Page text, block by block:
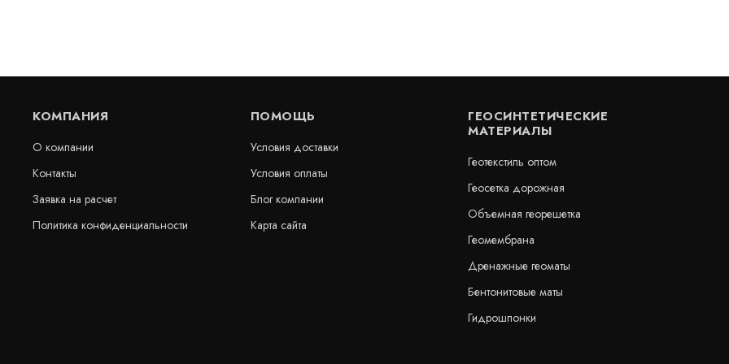
Объемная георешетка 210x210x50 мм
КУПИТЬ
Объемная георешетка
Цена:
137
КОМПАНИЯ
О компании
Контакты
Заявка на расчет
Политика конфиденциальности
ПОМОЩЬ
Условия доставки
Условия оплаты
Блог компании
Карта сайта
ГЕОСИНТЕТИЧЕСКИЕ
МАТЕРИАЛЫ
Геотекстиль оптом
Геосетка дорожная
Объемная георешетка
Геомембрана
Дренажные геоматы
Бентонитовые маты
Гидрошпонки